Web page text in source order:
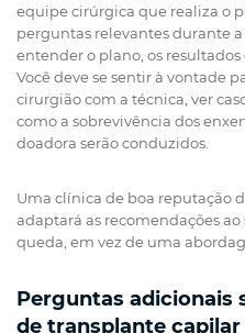
equipe cirúrgica que realiza o
perguntas relevantes durante
entender o plano, os
Você deve se sentir à vontade
cirurgião com a técnica, ver
como a sobrevivência dos
doadora serão conduzidos.
Uma clínica de boa reputação
adaptará as recomendações
queda, em vez de uma
Perguntas adicionais
de transplante capilar